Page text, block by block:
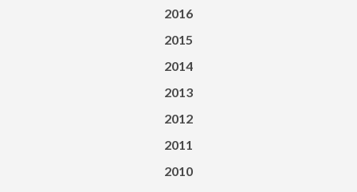
2016
2015
2014
2013
2012
2011
2010